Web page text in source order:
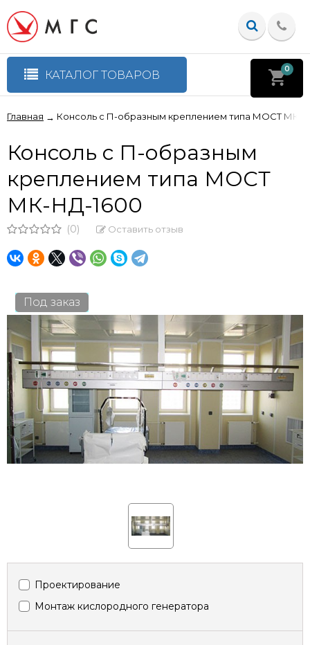
КАТАЛОГ ТОВАРОВ 0
Главная → Консоль с П-образным креплением типа МОСТ МК-
Консоль с П-образным
креплением типа МОСТ
МК-НД-1600
(0) Оставить отзыв
Под заказ
Проектирование
Монтаж кислородного генератора